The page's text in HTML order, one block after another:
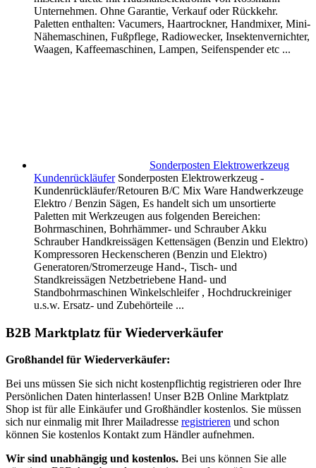
Unternehmen. Ohne Garantie, Verkauf oder Rückkehr.
Paletten enthalten: Vacumers, Haartrockner, Handmixer, Mini-
Nähemaschinen, Fußpflege, Radiowecker, Insektenvernichter,
Waagen, Kaffeemaschinen, Lampen, Seifenspender etc ...
Sonderposten Elektrowerkzeug
Kundenrückläufer Sonderposten Elektrowerkzeug -
Kundenrückläufer/Retouren B/C Mix Ware Handwerkzeuge
Elektro / Benzin Sägen, Es handelt sich um unsortierte
Paletten mit Werkzeugen aus folgenden Bereichen:
Bohrmaschinen, Bohrhämmer- und Schrauber Akku
Schrauber Handkreissägen Kettensägen (Benzin und Elektro)
Kompressoren Heckenscheren (Benzin und Elektro)
Generatoren/Stromerzeuge Hand-, Tisch- und
Standkreissägen Netzbetriebene Hand- und
Standbohrmaschinen Winkelschleifer , Hochdruckreiniger
u.s.w. Ersatz- und Zubehörteile ...
B2B Marktplatz für Wiederverkäufer
Großhandel für Wiederverkäufer:
Bei uns müssen Sie sich nicht kostenpflichtig registrieren oder Ihre
Persönlichen Daten hinterlassen! Unser B2B Online Marktplatz
Shop ist für alle Einkäufer und Großhändler kostenlos. Sie müssen
sich nur einmalig mit Ihrer Mailadresse registrieren und schon
können Sie kostenlos Kontakt zum Händler aufnehmen.
Wir sind unabhängig und kostenlos. Bei uns können Sie alle